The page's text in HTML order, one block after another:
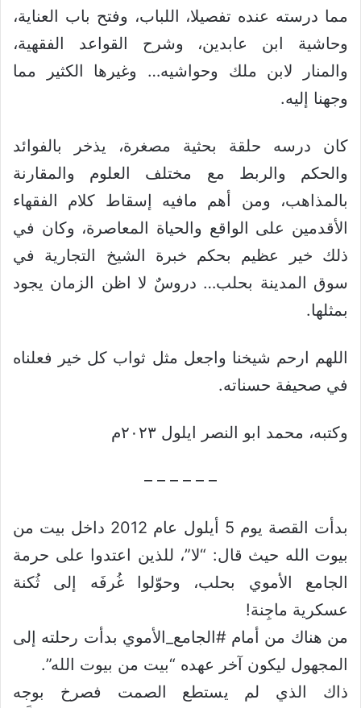
مما درسته عنده تفصيلا، اللباب، وفتح باب العناية،
وحاشية ابن عابدين، وشرح القواعد الفقهية،
والمنار لابن ملك وحواشيه… وغيرها الكثير مما
وجهنا إليه.
كان درسه حلقة بحثية مصغرة، يذخر بالفوائد
والحكم والربط مع مختلف العلوم والمقارنة
بالمذاهب، ومن أهم مافيه إسقاط كلام الفقهاء
الأقدمين على الواقع والحياة المعاصرة، وكان في
ذلك خير عظيم بحكم خبرة الشيخ التجارية في
سوق المدينة بحلب… دروسٌ لا اظن الزمان يجود
بمثلها.
اللهم ارحم شيخنا واجعل مثل ثواب كل خير فعلناه
في صحيفة حسناته.
وكتبه، محمد ابو النصر ايلول ٢٠٢٣م
– – – – – –
بدأت القصة يوم 5 أيلول عام 2012 داخل بيت من
بيوت الله حيث قال: “لا”، للذين اعتدوا على حرمة
الجامع الأموي بحلب، وحوّلوا غُرفَه إلى ثُكنة
عسكرية ماجِنة!
من هناك من أمام #الجامع_الأموي بدأت رحلته إلى
المجهول ليكون آخر عهده “بيت من بيوت الله”.
ذاك الذي لم يستطع الصمت فصرخ بوجه